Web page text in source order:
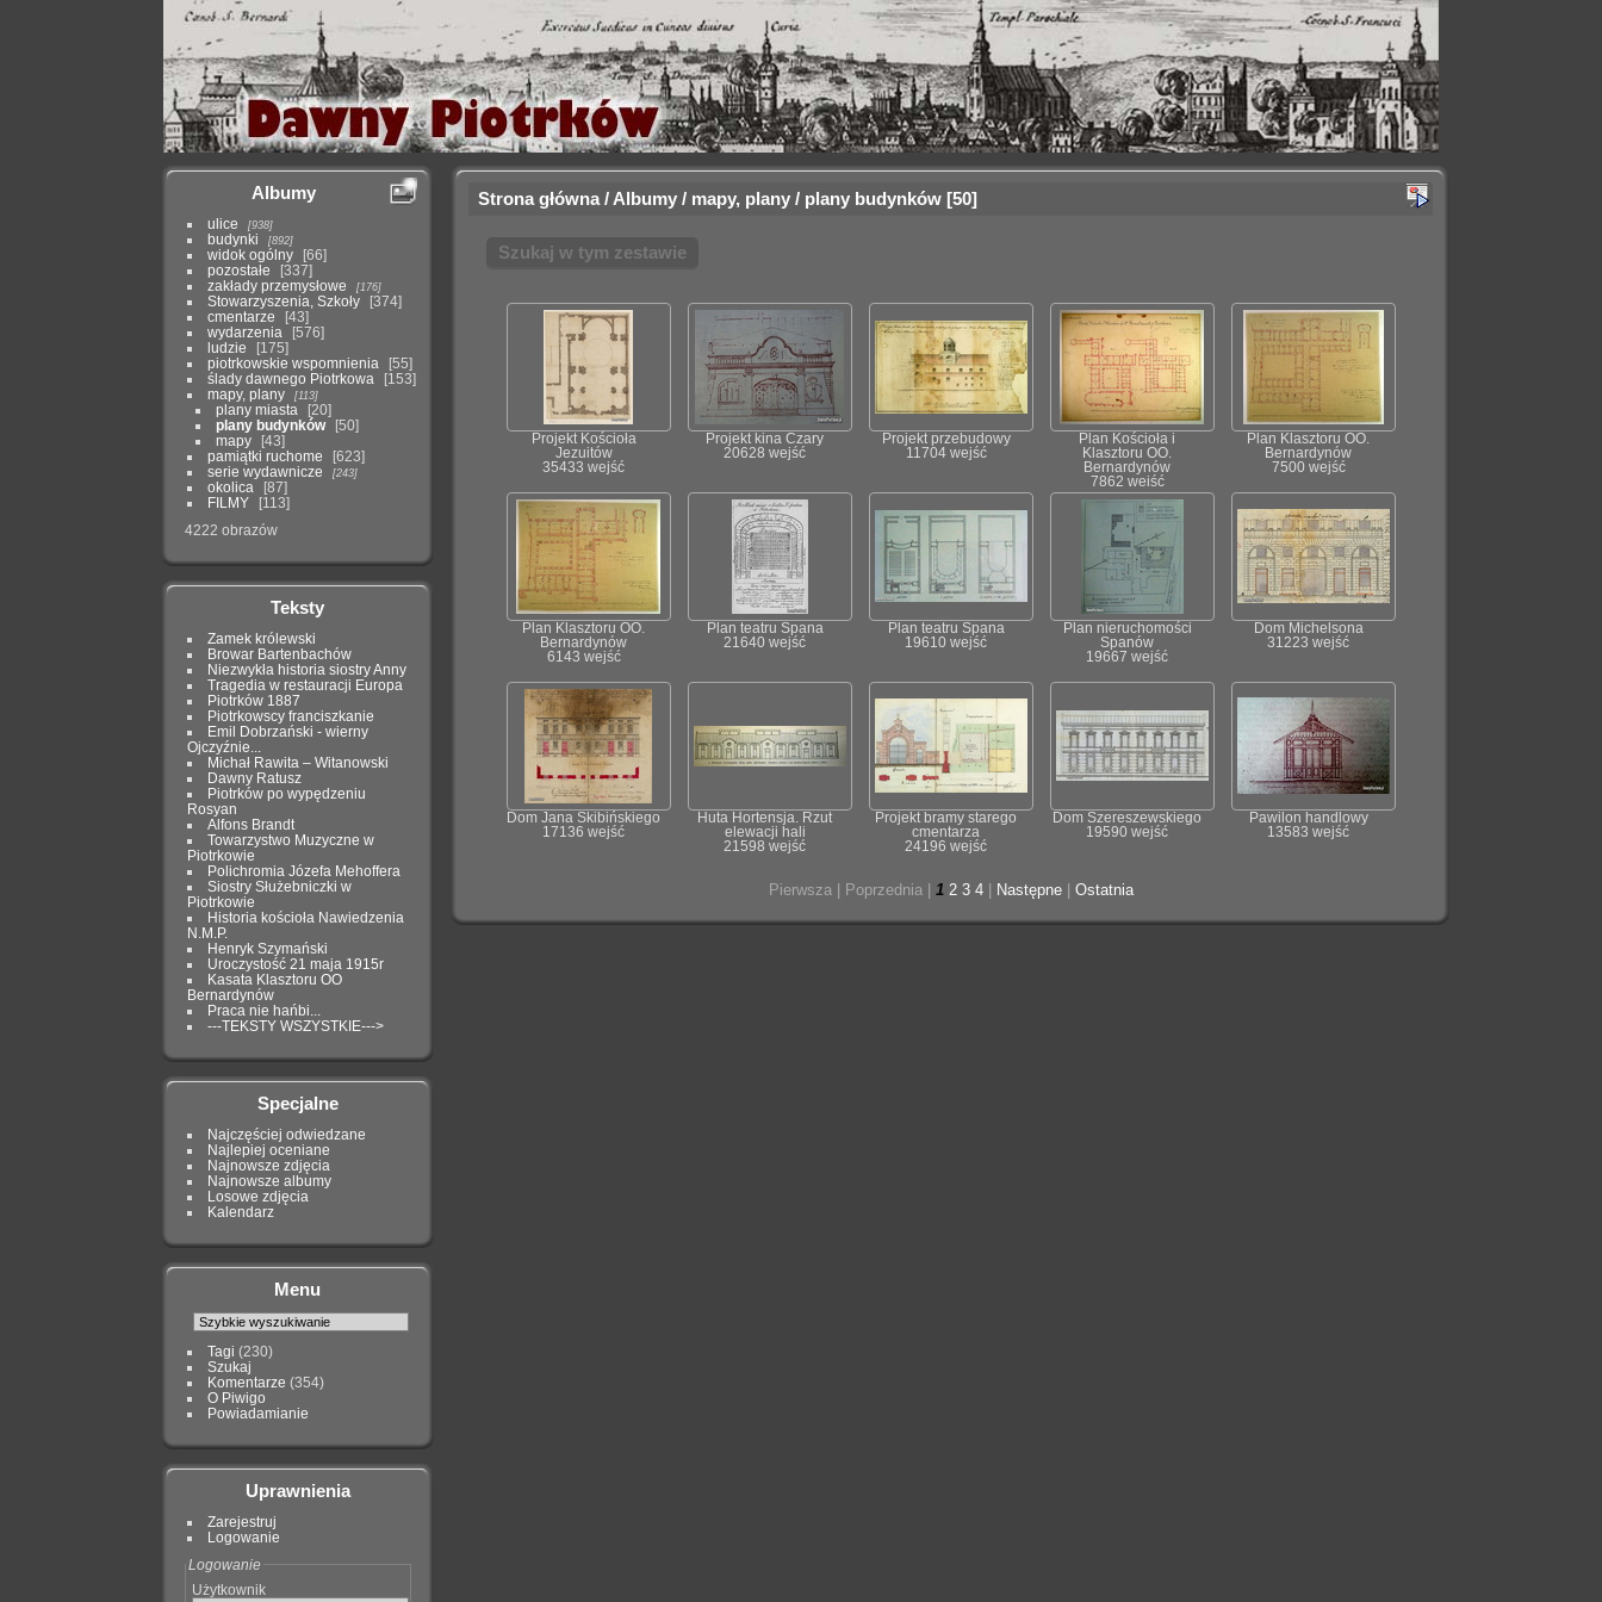
Albumy
ulice 938
budynki 892
widok ogólny
66
pozostałe
337
zakłady przemysłowe
176
Stowarzyszenia, Szkoły
374
cmentarze
43
wydarzenia
576
ludzie
175
piotrkowskie wspomnienia
55
ślady dawnego Piotrkowa
153
mapy, plany
113
plany miasta
20
plany budynków
50
mapy
43
pamiątki ruchome
623
serie wydawnicze
243
okolica
87
FILMY
113
4222 obrazów
Teksty
Zamek królewski
Browar Bartenbachów
Niezwykła historia siostry Anny
Tragedia w restauracji Europa
Piotrków 1887
Piotrkowscy franciszkanie
Emil Dobrzański - wierny
Ojczyźnie...
Michał Rawita – Witanowski
Dawny Ratusz
Piotrków po wypędzeniu
Rosyan
Alfons Brandt
Towarzystwo Muzyczne w
Piotrkowie
Polichromia Józefa Mehoffera
Siostry Służebniczki w
Piotrkowie
Historia kościoła Nawiedzenia
N.M.P.
Henryk Szymański
Uroczystość 21 maja 1915r
Kasata Klasztoru OO
Bernardynów
Praca nie hańbi...
---TEKSTY WSZYSTKIE--->
Specjalne
Najczęściej odwiedzane
Najlepiej oceniane
Najnowsze zdjęcia
Najnowsze albumy
Losowe zdjęcia
Kalendarz
Menu
Tagi (230)
Szukaj
Komentarze (354)
O Piwigo
Powiadamianie
Uprawnienia
Zarejestruj
Logowanie
Logowanie
Użytkownik
Strona główna/ Albumy/ mapy, plany/ plany budynków 50
Szukaj w tym zestawie
Projekt Kościoła
Jezuitów
35433 wejść
Projekt kina Czary
20628 wejść
Projekt przebudowy
11704 wejść
Plan Kościoła i
Klasztoru OO.
Bernardynów
7862 wejść
Plan Klasztoru OO.
Bernardynów
7500 wejść
Plan Klasztoru OO.
Bernardynów
6143 wejść
Plan teatru Spana
21640 wejść
Plan teatru Spana
19610 wejść
Plan nieruchomości
Spanów
19667 wejść
Dom Michelsona
31223 wejść
Dom Jana Skibińskiego
17136 wejść
Huta Hortensja. Rzut
elewacji hali
21598 wejść
Projekt bramy starego
cmentarza
24196 wejść
Dom Szereszewskiego
19590 wejść
Pawilon handlowy
13583 wejść
Pierwsza | Poprzednia | 1 2 3 4 Następne Ostatnia